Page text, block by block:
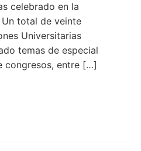
celebrado en la
total de veinte
Universitarias
temas de especial
congresos, entre […]